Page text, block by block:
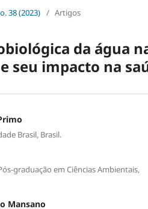
38 (2023) / Artigos
da água
seu impacto na
Brasil, Brasil.
graduação em Ciências Ambientais,
Mansano